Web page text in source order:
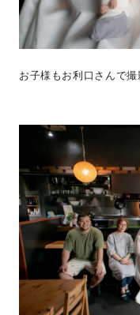
お子様もお利口さんで撮